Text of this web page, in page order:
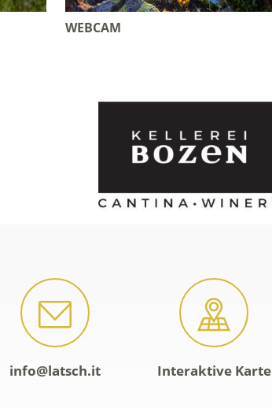
WEBCAM
info@latsch.it Interaktive Karte